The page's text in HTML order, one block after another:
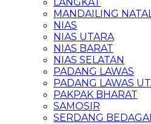
MANDAILING
NIAS
NIAS UTARA
NIAS BARAT
NIAS SELATAN
PADANG LAWAS
PADANG LAWAS
PAKPAK BHARAT
SAMOSIR
SERDANG BEDAGAI